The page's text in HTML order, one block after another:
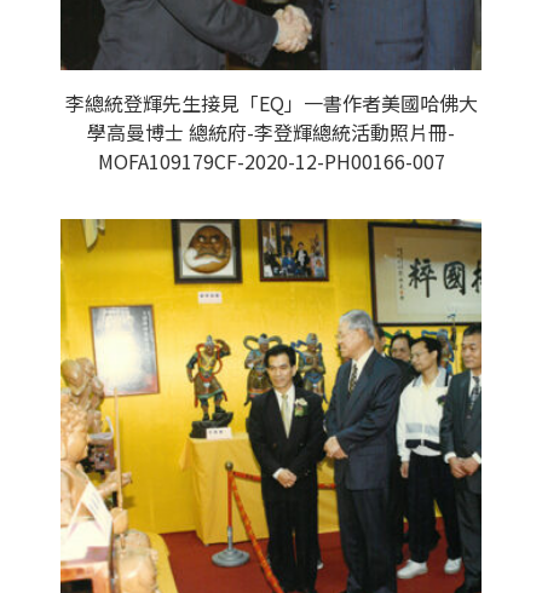
李總統登輝先生接見「EQ」一書作者美國哈佛大
學高曼博士 總統府-李登輝總統活動照片冊-
MOFA109179CF-2020-12-PH00166-007